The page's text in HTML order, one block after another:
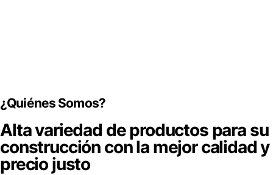
¿Quiénes Somos?
Alta variedad de productos para su
construcción con la mejor calidad y
precio justo